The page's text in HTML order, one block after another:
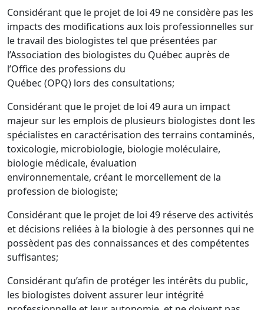
Considérant que le projet de loi 49 ne considère pas les
impacts des modifications aux lois professionnelles sur
le travail des biologistes tel que présentées par
l’Association des biologistes du Québec auprès de
l’Office des professions du
Québec (OPQ) lors des consultations;
Considérant que le projet de loi 49 aura un impact
majeur sur les emplois de plusieurs biologistes dont les
spécialistes en caractérisation des terrains contaminés,
toxicologie, microbiologie, biologie moléculaire,
biologie médicale, évaluation
environnementale, créant le morcellement de la
profession de biologiste;
Considérant que le projet de loi 49 réserve des activités
et décisions reliées à la biologie à des personnes qui ne
possèdent pas des connaissances et des compétentes
suffisantes;
Considérant qu’afin de protéger les intérêts du public,
les biologistes doivent assurer leur intégrité
professionnelle et leur autonomie, et ne doivent pas